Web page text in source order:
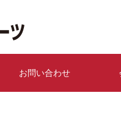
お問い合わせ